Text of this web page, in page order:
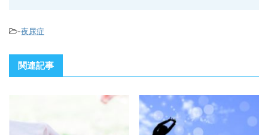
-夜尿症
関連記事